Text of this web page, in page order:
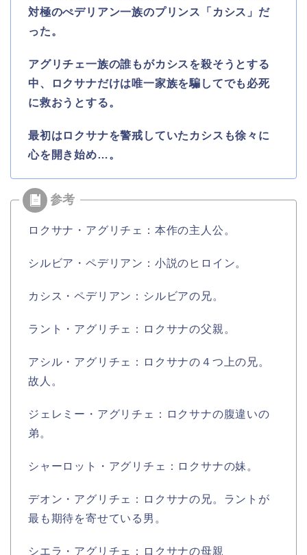
対極のぺデリアン一族のプリンス「カシス」だ
った。
アグリチェ一族の誰もがカシスを殺そうとする
中、ロクサナだけは唯一家族を騙してでも必死
に救おうとする。
最初はロクサナを警戒していたカシスも徐々に
心を開き始め…。
ロクサナ・アグリチェ：本作の主人公。
シルビア・ペデリアン：小説のヒロイン。
カシス・ペデリアン：シルビアの兄。
ラント・アグリチェ：ロクサナの父親。
アシル・アグリチェ：ロクサナの４つ上の兄。
故人。
ジェレミー・アグリチェ：ロクサナの腹違いの
弟。
シャーロット・アグリチェ：ロクサナの妹。
デオン・アグリチェ：ロクサナの兄。ラントが
最も期待を寄せている男。
シエラ・アグリチェ：ロクサナの母親